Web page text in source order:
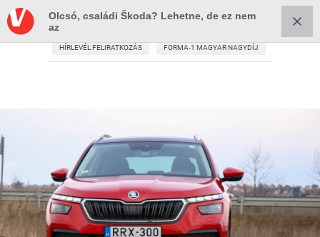
HÍRLEVÉL FELIRATKOZÁS FORMA-1 MAGYAR NAGYDÍJ
Olcsó, családi Škoda? Lehetne, de ez nem
az